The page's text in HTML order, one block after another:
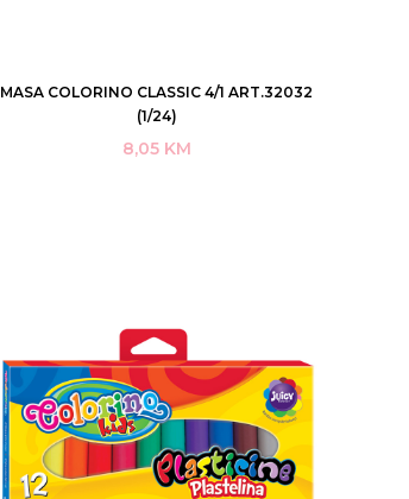
DODAJ U KORPU
KUPI ODMAH
MASA COLORINO CLASSIC 4/1 ART.32032
(1/24)
8,05 KM